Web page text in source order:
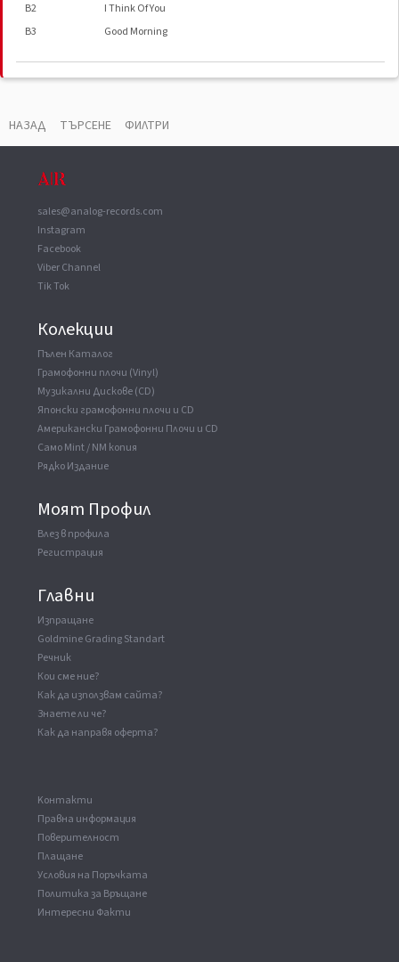
B2
I Think Of You
B3
Good Morning
НАЗАД ТЪРСЕНЕ ФИЛТРИ
sales@analog-records.com
Instagram
Facebook
Viber Channel
Tik Tok
Колекции
Пълен Каталог
Грамофонни плочи (Vinyl)
Музикални Дискове (CD)
Японски грамофонни плочи и CD
Американски Грамофонни Плочи и CD
Само Mint / NM копия
Рядко Издание
Моят Профил
Влез в профила
Регистрация
Главни
Изпращане
Goldmine Grading Standart
Речник
Кои сме ние?
Как да използвам сайта?
Знаете ли че?
Как да направя оферта?
Kонтакти
Правна информация
Поверителност
Плащане
Условия на Поръчката
Политика за Връщане
Интересни Факти